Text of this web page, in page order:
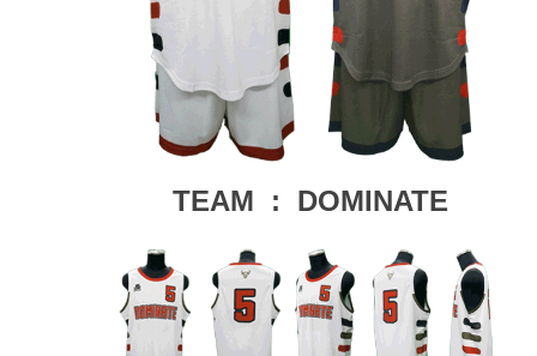
TEAM : DOMINATE